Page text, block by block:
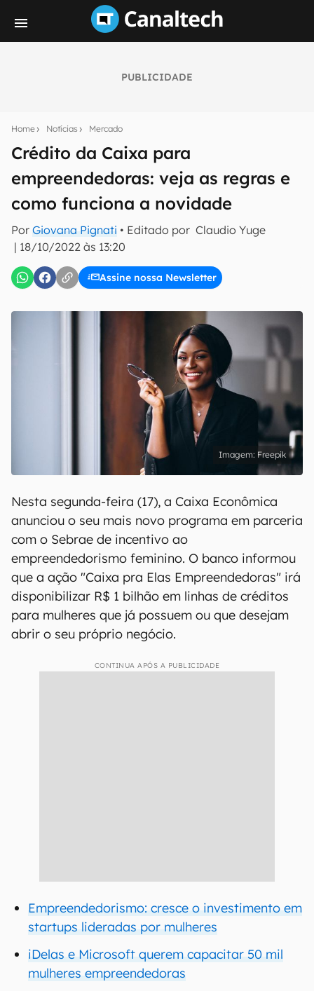
PUBLICIDADE
Home Notícias Mercado
Crédito da Caixa para
empreendedoras: veja as regras e
como funciona a novidade
Por Giovana Pignati • Editado por Claudio Yuge
| 18/10/2022 às 13:20
Assine nossa Newsletter
notícias e reviews sobre tecnologia em primeira
mão.
E-mail
inscreva-se
Confirmo que li, aceito e concordo com os Termos de
Uso e Política de Privacidade do Canaltech.
Freepik
Nesta segunda-feira (17), a Caixa Econômica
anunciou o seu mais novo programa em parceria
com o Sebrae de incentivo ao
empreendedorismo feminino. O banco informou
que a ação "Caixa pra Elas Empreendedoras" irá
disponibilizar R$ 1 bilhão em linhas de créditos
para mulheres que já possuem ou que desejam
abrir o seu próprio negócio.
CONTINUA APÓS A PUBLICIDADE
Empreendedorismo: cresce o investimento em
startups lideradas por mulheres
iDelas e Microsoft querem capacitar 50 mil
mulheres empreendedoras